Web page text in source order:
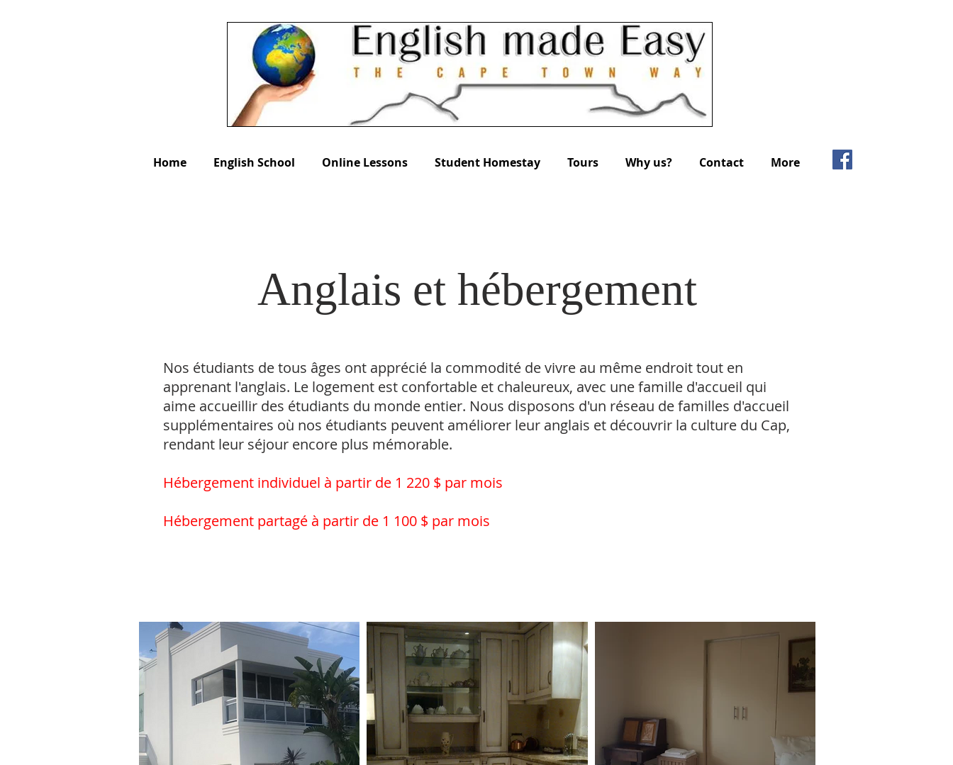
Home English School Online Lessons Student Homestay Tours Why us? Contact More
Anglais et hébergement
Nos étudiants de tous âges ont apprécié la commodité de vivre au même endroit tout en
apprenant l'anglais. Le logement est confortable et chaleureux, avec une famille d'accueil qui
aime accueillir des étudiants du monde entier. Nous disposons d'un réseau de familles d'accueil
supplémentaires où nos étudiants peuvent améliorer leur anglais et découvrir la culture du Cap,
rendant leur séjour encore plus mémorable.
Hébergement individuel à partir de 1 220 $ par mois
Hébergement partagé à partir de 1 100 $ par mois